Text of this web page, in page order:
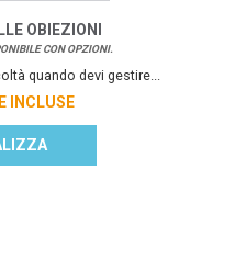
OBIEZIONI
CON OPZIONI.
quando devi gestire...
INCLUSE